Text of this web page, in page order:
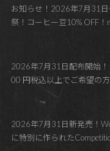
お知らせ！2026年7月31
祭！コーヒー豆10% OFF！
2026年7月31日配布開始
00 円税込以上でご希望の
2026年7月31日新発売！
に特別に作られた